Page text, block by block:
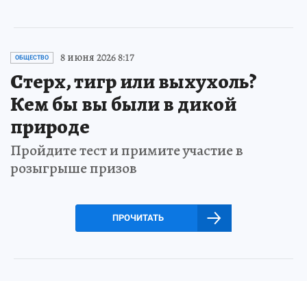
ОБЩЕСТВО 8 июня 2026 8:17
Стерх, тигр или выхухоль?
Кем бы вы были в дикой
природе
Пройдите тест и примите участие в
розыгрыше призов
ПРОЧИТАТЬ